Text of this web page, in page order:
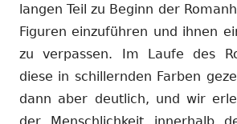
langen Teil zu Beginn der
Figuren einzuführen und ihnen
zu verpassen. Im Laufe des
diese in schillernden Farben
dann aber deutlich, und wir
der Menschlichkeit innerhalb